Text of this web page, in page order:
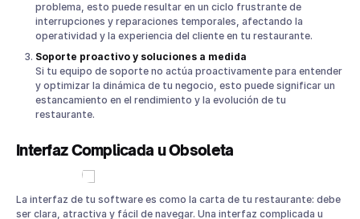
problema, esto puede resultar en un ciclo frustrante de
interrupciones y reparaciones temporales, afectando la
operatividad y la experiencia del cliente en tu restaurante.
Soporte proactivo y soluciones a medida
Si tu equipo de soporte no actúa proactivamente para entender
y optimizar la dinámica de tu negocio, esto puede significar un
estancamiento en el rendimiento y la evolución de tu
restaurante.
Interfaz Complicada u Obsoleta
La interfaz de tu software es como la carta de tu restaurante: debe
ser clara, atractiva y fácil de navegar. Una interfaz complicada u